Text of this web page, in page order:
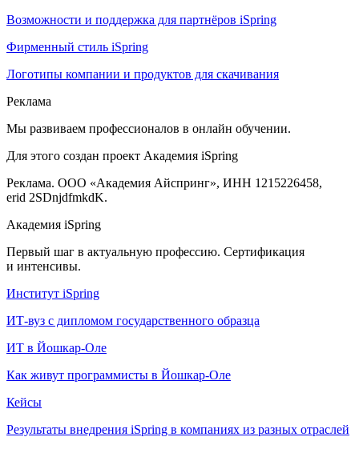
Возможности и поддержка для партнёров iSpring
Фирменный стиль iSpring
Логотипы компании и продуктов для скачивания
Реклама
Мы развиваем профессионалов в онлайн обучении.
Для этого создан проект Академия iSpring
Реклама. ООО «Академия Айспринг», ИНН 1215226458,
erid 2SDnjdfmkdK.
Академия iSpring
Первый шаг в актуальную профессию. Сертификация
и интенсивы.
Институт iSpring
ИТ-вуз с дипломом государственного образца
ИТ в Йошкар-Оле
Как живут программисты в Йошкар‑Оле
Кейсы
Результаты внедрения iSpring в компаниях из разных отраслей